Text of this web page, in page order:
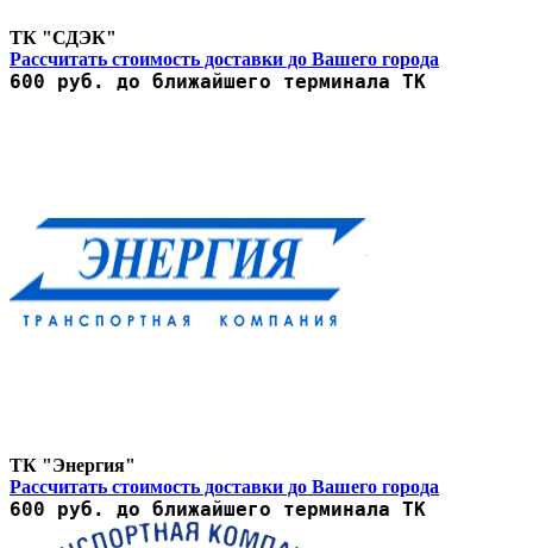
ТК "СДЭК"
Рассчитать стоимость доставки до Вашего города
600 руб. до ближайшего терминала ТК
ТК "Энергия"
Рассчитать стоимость доставки до Вашего города
600 руб. до ближайшего терминала ТК